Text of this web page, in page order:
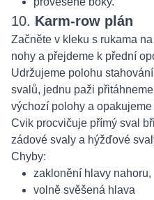
10. Karm-row plán
Začněte v kleku s rukama
nohy a přejdeme k přední
Udržujeme polohu
svalů, jednu paži
výchozí polohy a
Cvik procvičuje přímý sval
zádové svaly a hýžďové
Chyby:
zaklonění hlavy nahoru,
volně svěšená hlava